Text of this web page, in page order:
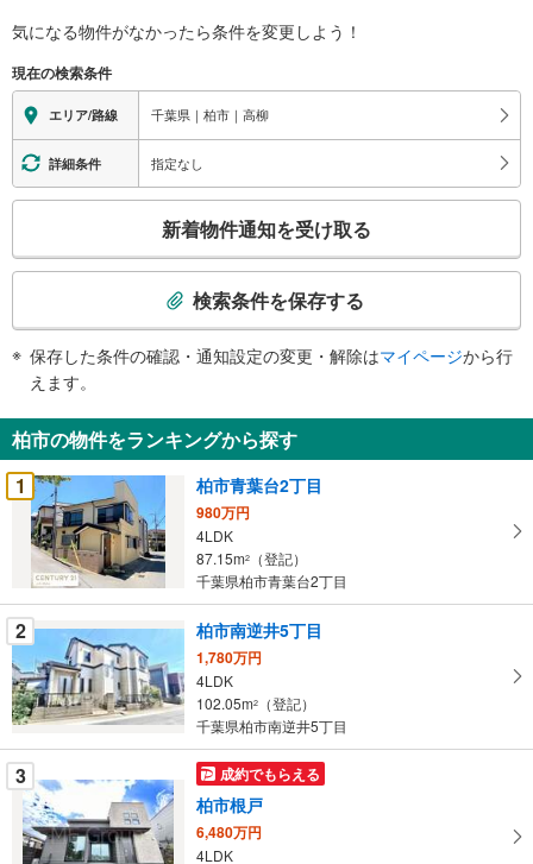
気になる物件がなかったら条件を変更しよう！
現在の検索条件
エリア/路線 千葉県｜柏市｜高柳
詳細条件 指定なし
検
知
を
受
け
条
件
を
マ
イ
ー
ジ
に
保
新着物件通知を受け取る
検索条件を保存する
保存した条件の確認・通知設定の変更・解除はマイページから行
えます。
柏市の物件をランキングから探す
1
柏市青葉台2丁目
980万円
4LDK
87.15m2
（登記）
千葉県柏市青葉台2丁目
2 柏市南逆井5丁目
1,780万円
4LDK
102.05m2
（登記）
千葉県柏市南逆井5丁目
3 成約でもらえる
柏市根戸
6,480万円
4LDK